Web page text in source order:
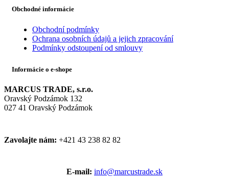
Obchodné informácie
Obchodní podmínky
Ochrana osobních údajů a jejich zpracování
Podmínky odstoupení od smlouvy
Informácie o e-shope
MARCUS TRADE, s.r.o.
Oravský Podzámok 132
027 41 Oravský Podzámok
Zavolajte nám: +421 43 238 82 82
E-mail: info@marcustrade.sk